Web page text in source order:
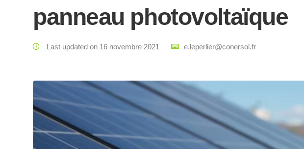
panneau photovoltaïque
Last updated on 16 novembre 2021 e.leperlier@conersol.fr